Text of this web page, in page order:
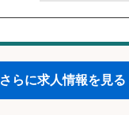
さらに求人情報を見る